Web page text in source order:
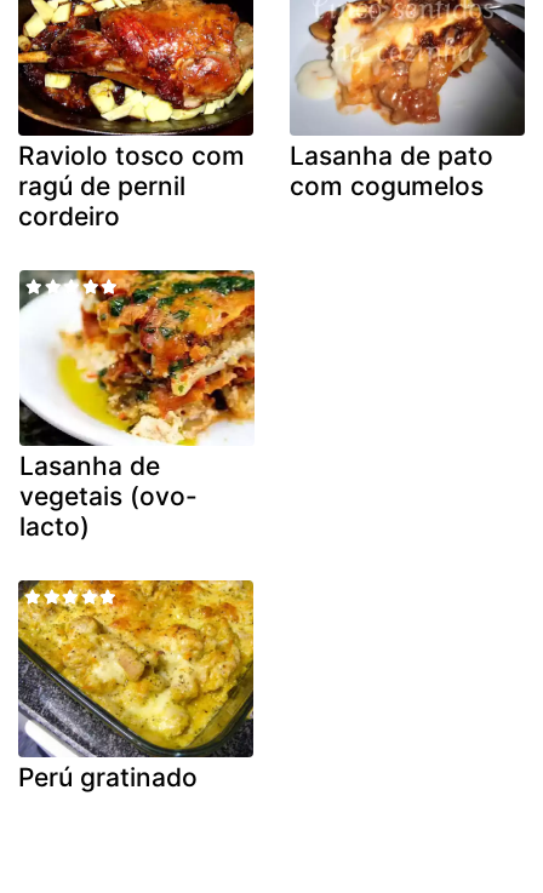
Raviolo tosco com
ragú de pernil
cordeiro
Lasanha de pato
com cogumelos
Lasanha de
vegetais (ovo-
lacto)
Perú gratinado